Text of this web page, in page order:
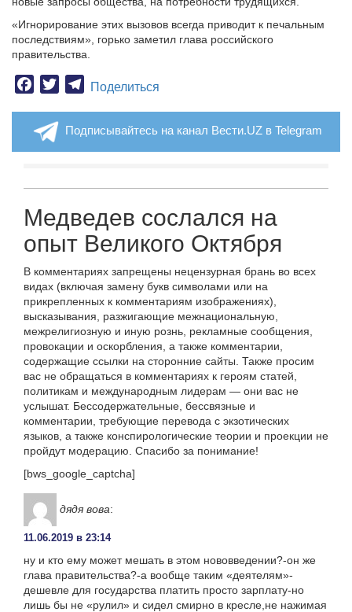
«Игнорирование этих вызовов всегда приводит к печальным
последствиям», горько заметил глава российского
правительства.
Facebook
TwitterTelegram
Поделиться
Подписывайтесь на канал Вести.UZ в Telegram
Медведев сослался на
опыт Великого Октября
В комментариях запрещены нецензурная брань во всех
видах (включая замену букв символами или на
прикрепленных к комментариям изображениях),
высказывания, разжигающие межнациональную,
межрелигиозную и иную рознь, рекламные сообщения,
провокации и оскорбления, а также комментарии,
содержащие ссылки на сторонние сайты. Также просим
вас не обращаться в комментариях к героям статей,
политикам и международным лидерам — они вас не
услышат. Бессодержательные, бессвязные и
комментарии, требующие перевода с экзотических
языков, а также конспирологические теории и проекции не
пройдут модерацию. Спасибо за понимание!
[bws_google_captcha]
дядя вова:
11.06.2019 в 23:14
ну и кто ему может мешать в этом нововведении?-он же
глава правительства?-а вообще таким «деятелям»-
дешевле для государства платить просто зарплату-но
лишь бы не «рулил» и сидел смирно в кресле,не нажимая